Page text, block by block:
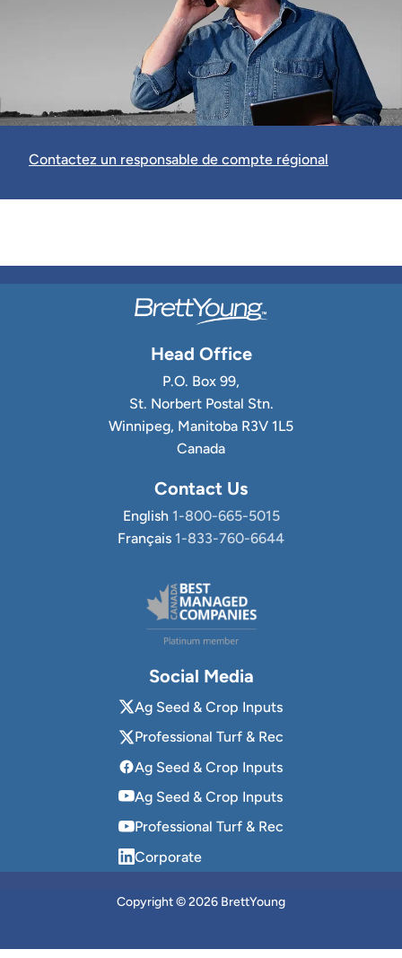
Contactez un responsable de compte régional
Head Office
P.O. Box 99,
St. Norbert Postal Stn.
Winnipeg, Manitoba R3V 1L5
Canada
Contact Us
English 1-800-665-5015
Français 1-833-760-6644
Social Media
Ag Seed & Crop Inputs
Professional Turf & Rec
Ag Seed & Crop Inputs
Ag Seed & Crop Inputs
Professional Turf & Rec
Corporate
Copyright © 2026 BrettYoung